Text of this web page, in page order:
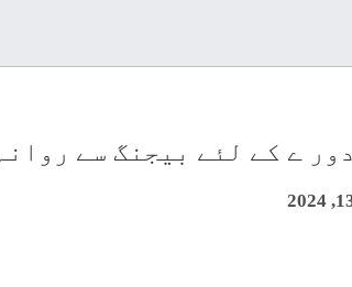
ے کے لئے بیجنگ سے روانہ